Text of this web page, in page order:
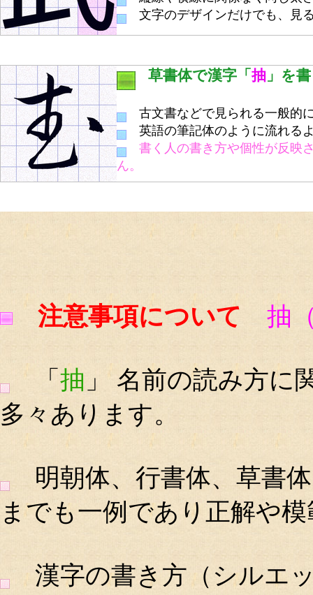
文字のデザインだけでも、見
草書体で漢字「 抽 」を
古文書などで見られる一般的
英語の筆記体のように流れる
書く人の書き方や個性が反映
ん。
注意事項について 抽
「 抽 」 名前の読み方に
多々あります。
明朝体、行書体、草書
までも一例であり正解や
漢字の書き方（シルエ